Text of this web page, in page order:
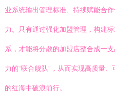
业系统输出管理标准、持续赋能合
力。只有通过强化加盟管理，构建
系，才能将分散的加盟店整合成一
力的“联合舰队”，从而实现高质量
的红海中破浪前行。